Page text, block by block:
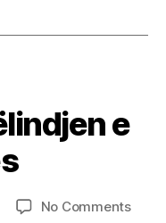
e
No Commentson